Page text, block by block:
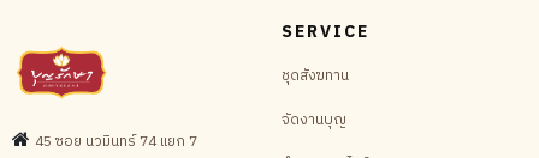
45 ซอย นวมินทร์ 74 แยก 7
SERVICE
ชุดสังฆทาน
จัดงานบุญ